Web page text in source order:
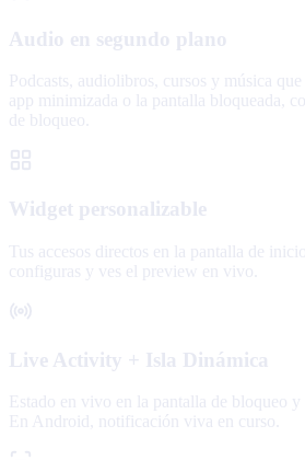
Audio en segundo plano
Podcasts, audiolibros, cursos y música
app minimizada o la pantalla bloqueada,
de bloqueo.
Widget personalizable
Tus accesos directos en la pantalla de
configuras y ves el preview en vivo.
Live Activity + Isla Dinámica
Estado en vivo en la pantalla de bloqueo
En Android, notificación viva en curso.